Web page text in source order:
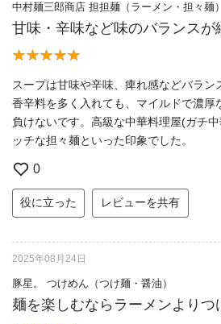
中村麺三郎商店 担担麺（ラーメン・担々麺）
甘味・辛味など味のバランスが
スープは甘味や辛味、痺れ感などバラン
香辛料を多く入れても、マイルドで濃厚
負けないです。高級な中華料理屋(ガチ
ッチな担々麺といった印象でした。
0
役に立った レビューを共有
2025年08月24日
豚星。 つけめん（つけ麺・醤油）
麺を楽しむならラーメンよりつ